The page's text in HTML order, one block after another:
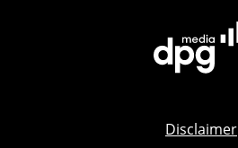
Disclaimer